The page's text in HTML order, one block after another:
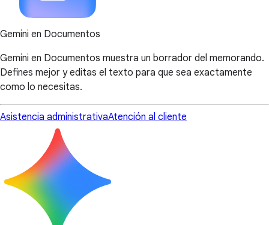
Gemini en Documentos
Gemini en Documentos muestra un borrador del memorando.
Defines mejor y editas el texto para que sea exactamente
como lo necesitas.
Asistencia administrativaAtención al cliente